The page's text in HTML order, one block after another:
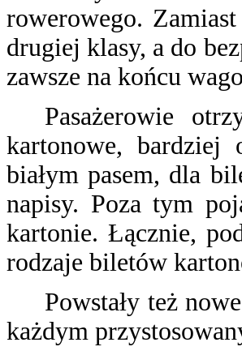
rowerowego.
drugiej klasy, a do
zawsze na końcu
Pasażerowie
kartonowe, bardziej
białym pasem, dla
napisy. Poza tym
kartonie. Łącznie,
rodzaje biletów
Powstały też
każdym